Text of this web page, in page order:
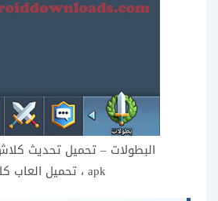
البطولات – تحميل تحديث
apk ، تحميل العاب كلاش